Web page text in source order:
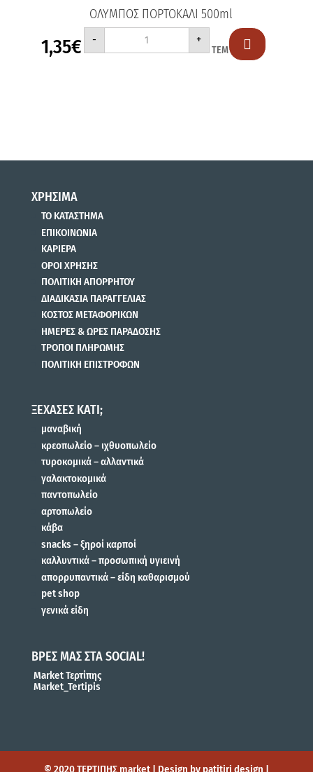
ΟΛΥΜΠΟΣ ΠΟΡΤΟΚΑΛΙ 500ml
1,35€ -
ΟΛΥΜΠΟΣ
ΠΟΡΤΟΚΑΛΙ
500ml
+
ΤΕΜ 
ΧΡΗΣΙΜΑ
ΤΟ ΚΑΤΑΣΤΗΜΑ
ΕΠΙΚΟΙΝΩΝΙΑ
ΚΑΡΙΕΡΑ
ΟΡΟΙ ΧΡΗΣΗΣ
ΠΟΛΙΤΙΚΗ ΑΠΟΡΡΗΤΟΥ
ΔΙΑΔΙΚΑΣΙΑ ΠΑΡΑΓΓΕΛΙΑΣ
ΚΟΣΤΟΣ ΜΕΤΑΦΟΡΙΚΩΝ
ΗΜΕΡΕΣ & ΩΡΕΣ ΠΑΡΑΔΟΣΗΣ
ΤΡΟΠΟΙ ΠΛΗΡΩΜΗΣ
ΠΟΛΙΤΙΚΗ ΕΠΙΣΤΡΟΦΩΝ
ΞΕΧΑΣΕΣ ΚΑΤΙ;
μαναβική
κρεοπωλείο – ιχθυοπωλείο
τυροκομικά – αλλαντικά
γαλακτοκομικά
παντοπωλείο
αρτοπωλείο
κάβα
snacks – ξηροί καρποί
καλλυντικά – προσωπική υγιεινή
απορρυπαντικά – είδη καθαρισμού
pet shop
γενικά είδη
ΒΡΕΣ ΜΑΣ ΣΤΑ SOCIAL!
Market Τερτίπης
Market_Tertipis
© 2020 ΤΕΡΤΙΠΗΣ market | Design by patitiri design |